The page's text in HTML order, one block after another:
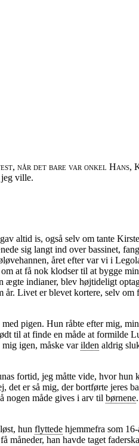
når det bare var onkel Hans,
ville.
altid is, også selv om tante
sig langt ind over bassinet,
året efter var vi i
om at få nok klodser til at bygge
ægte indianer, blev højtideligt
år. Livet er blevet kortere, selv om
pigen. Hun råbte efter mig,
til at finde en måde at formilde
igen, måske varilden aldrig
fortid, jeg måtte vide, hvor hun
det er så mig, der bortførte jeres
nogen måde gives i arv til børnene
hun flyttede hjemmefra som
måneder, han havde taget